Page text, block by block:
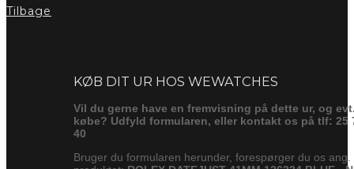
Tilbage
KØB DIT UR HOS WEWATCHES
Vil du gerne have en fremvisning på dette ur, og
købe? Udfyld formularen, eller kontakt os på tlf: 25
40
Bruger du formularen herunder, forespørger du os ang.